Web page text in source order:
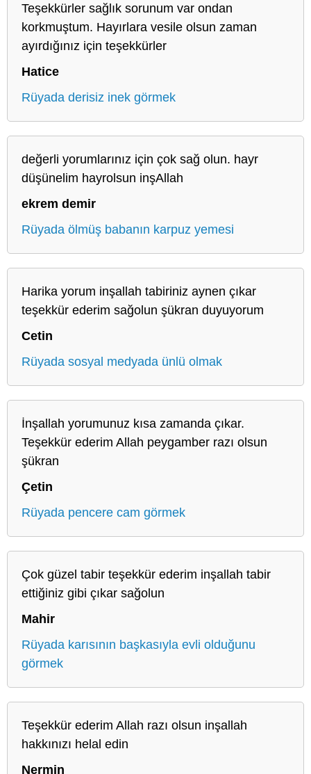
Teşekkürler sağlık sorunum var ondan
korkmuştum. Hayırlara vesile olsun zaman
ayırdığınız için teşekkürler
Hatice
Rüyada derisiz inek görmek
değerli yorumlarınız için çok sağ olun. hayr
düşünelim hayrolsun inşAllah
ekrem demir
Rüyada ölmüş babanın karpuz yemesi
Harika yorum inşallah tabiriniz aynen çıkar
teşekkür ederim sağolun şükran duyuyorum
Cetin
Rüyada sosyal medyada ünlü olmak
İnşallah yorumunuz kısa zamanda çıkar.
Teşekkür ederim Allah peygamber razı olsun
şükran
Çetin
Rüyada pencere cam görmek
Çok güzel tabir teşekkür ederim inşallah tabir
ettiğiniz gibi çıkar sağolun
Mahir
Rüyada karısının başkasıyla evli olduğunu
görmek
Teşekkür ederim Allah razı olsun inşallah
hakkınızı helal edin
Nermin